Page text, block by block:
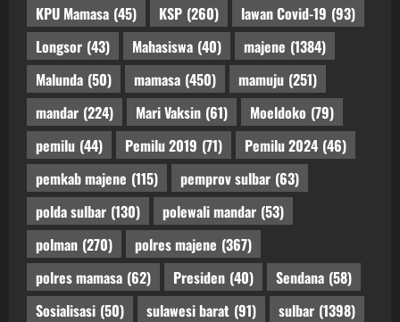
KPU Mamasa (45) KSP (260) lawan Covid-19 (93)
Longsor (43) Mahasiswa (40) majene (1384)
Malunda (50) mamasa (450) mamuju (251)
mandar (224) Mari Vaksin (61) Moeldoko (79)
pemilu (44) Pemilu 2019 (71) Pemilu 2024 (46)
pemkab majene (115) pemprov sulbar (63)
polda sulbar (130) polewali mandar (53)
polman (270) polres majene (367)
polres mamasa (62) Presiden (40) Sendana (58)
Sosialisasi (50) sulawesi barat (91) sulbar (1398)